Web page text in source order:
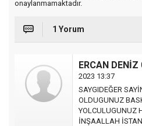
onaylanmamaktadır.
1 Yorum
ERCAN
2023 13:37
SAYGIDEĞER
OLDUGUNUZ
YOLCULUGUNUZ
İNŞAALLAH